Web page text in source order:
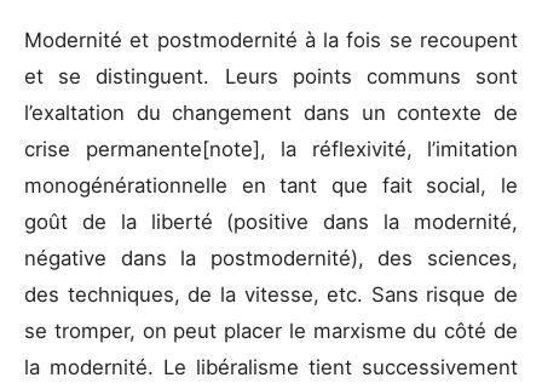
Modernité et postmodernité à la fois se recoupent
et se distinguent. Leurs points communs sont
l’exaltation du changement dans un contexte de
crise permanente[note], la réflexivité, l’imitation
monogénérationnelle en tant que fait social, le
goût de la liberté (positive dans la modernité,
négative dans la postmodernité), des sciences,
des techniques, de la vitesse, etc. Sans risque de
se tromper, on peut placer le marxisme du côté de
la modernité. Le libéralisme tient successivement